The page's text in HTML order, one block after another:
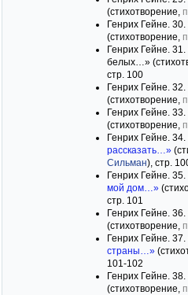
(стихотворение,
Генрих Гейне. 30.
(стихотворение,
Генрих Гейне.
белых…»
стр. 100
Генрих Гейне. 32.
(стихотворение,
Генрих Гейне. 33.
(стихотворение,
Генрих Гейне. 34.
рассказать…»
Сильман), стр.
Генрих Гейне. 35.
мой дом…»
стр. 101
Генрих Гейне. 36.
(стихотворение,
Генрих Гейне. 37.
страны…»
101-102
Генрих Гейне. 38.
(стихотворение,